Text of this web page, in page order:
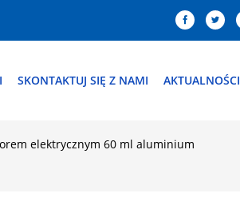
SKONTAKTUJ SIĘ Z NAMI AKTUALNOŚCI
elektrycznym 60 ml aluminium